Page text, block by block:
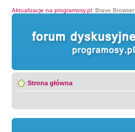
Aktualizacje na programosy.pl: Brave Browser
Strona główna